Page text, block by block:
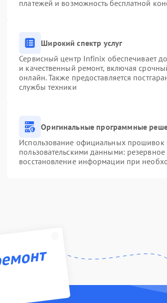
платежей и возможность бесплатной
Широкий спектр услуг
Сервисный центр Infinix обеспечивает
и качественный ремонт, включая
онлайн. Также предоставляется
службы техники
Оригинальные программные
Использование официальных прошивок
пользовательскими данными:
восстановление информации при